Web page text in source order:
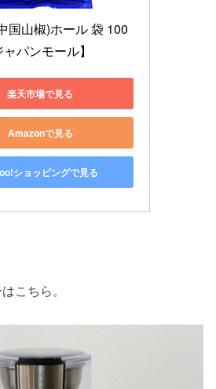
国山椒)ホール 袋 100
パンモール】
楽天市場で見る
Amazonで見る
ショッピングで見る
こちら。